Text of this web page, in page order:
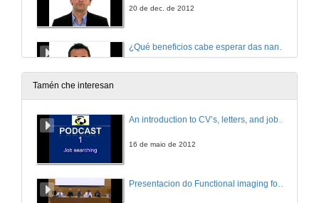
20 de dec. de 2012
¿Qué beneficios cabe esperar das nanotecnoloxías para consumidores e sociedade?
20 de dec. de 2012
Tamén che interesan
An introduction to CV’s, letters, and job searching
16 de maio de 2012